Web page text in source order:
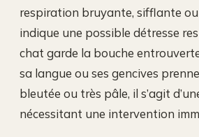
respiration bruyante, sifflante
indique une possible détresse
chat garde la bouche
sa langue ou ses gencives
bleutée ou très pâle, il s’agit
nécessitant une intervention